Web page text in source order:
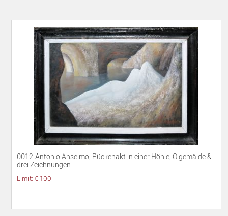
0012-Antonio Anselmo, Rückenakt in einer Höhle, Ölgemälde &
drei Zeichnungen
Limit: € 100